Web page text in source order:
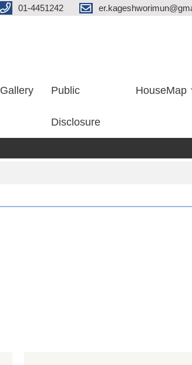
01-4451242
Gallery Public
Disclosure
HouseMap